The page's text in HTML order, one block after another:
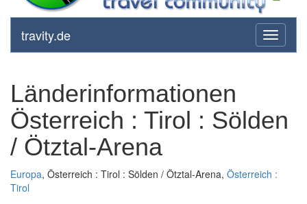
toggle
travity.de
Länderinformationen
Österreich : Tirol : Sölden
/ Ötztal-Arena
Europa, Österreich : Tirol : Sölden / Ötztal-Arena, Österreich :
Tirol